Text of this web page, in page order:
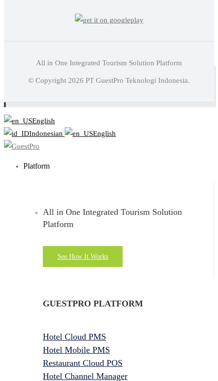
All in One Integrated Tourism Solution Platform
© Copyright 2026 PT GuestPro Teknologi Indonesia.
Baca juga: 11 Detail Kecil Yang Dapat Meningkatkan
English
Indonesian
English
Platform
All in One Integrated Tourism Solution
Platform
See How It Works
GUESTPRO PLATFORM
Hotel Cloud PMS
Hotel Mobile PMS
Restaurant Cloud POS
Hotel Channel Manager